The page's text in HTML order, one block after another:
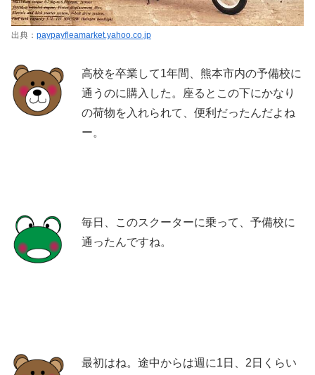
出典： paypayfleamarket.yahoo.co.jp
高校を卒業して1年間、熊本市内の予備校に
通うのに購入した。座るとこの下にかなり
の荷物を入れられて、便利だったんだよね
ー。
毎日、このスクーターに乗って、予備校に
通ったんですね。
最初はね。途中からは週に1日、2日くらい